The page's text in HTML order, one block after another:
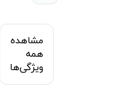
مشاهده
همه
ویژگی‌ها